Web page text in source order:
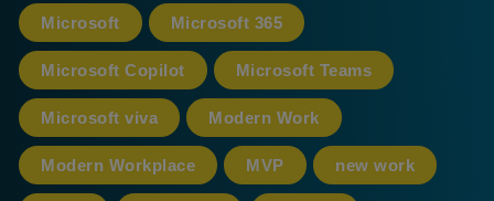
Microsoft Microsoft 365
Microsoft Copilot Microsoft Teams
Microsoft viva Modern Work
Modern Workplace MVP new work